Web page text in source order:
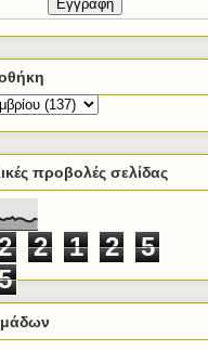
προβολές σελίδας
2 1 2
5